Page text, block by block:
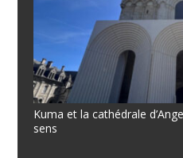
Kuma et la cathédrale
sens